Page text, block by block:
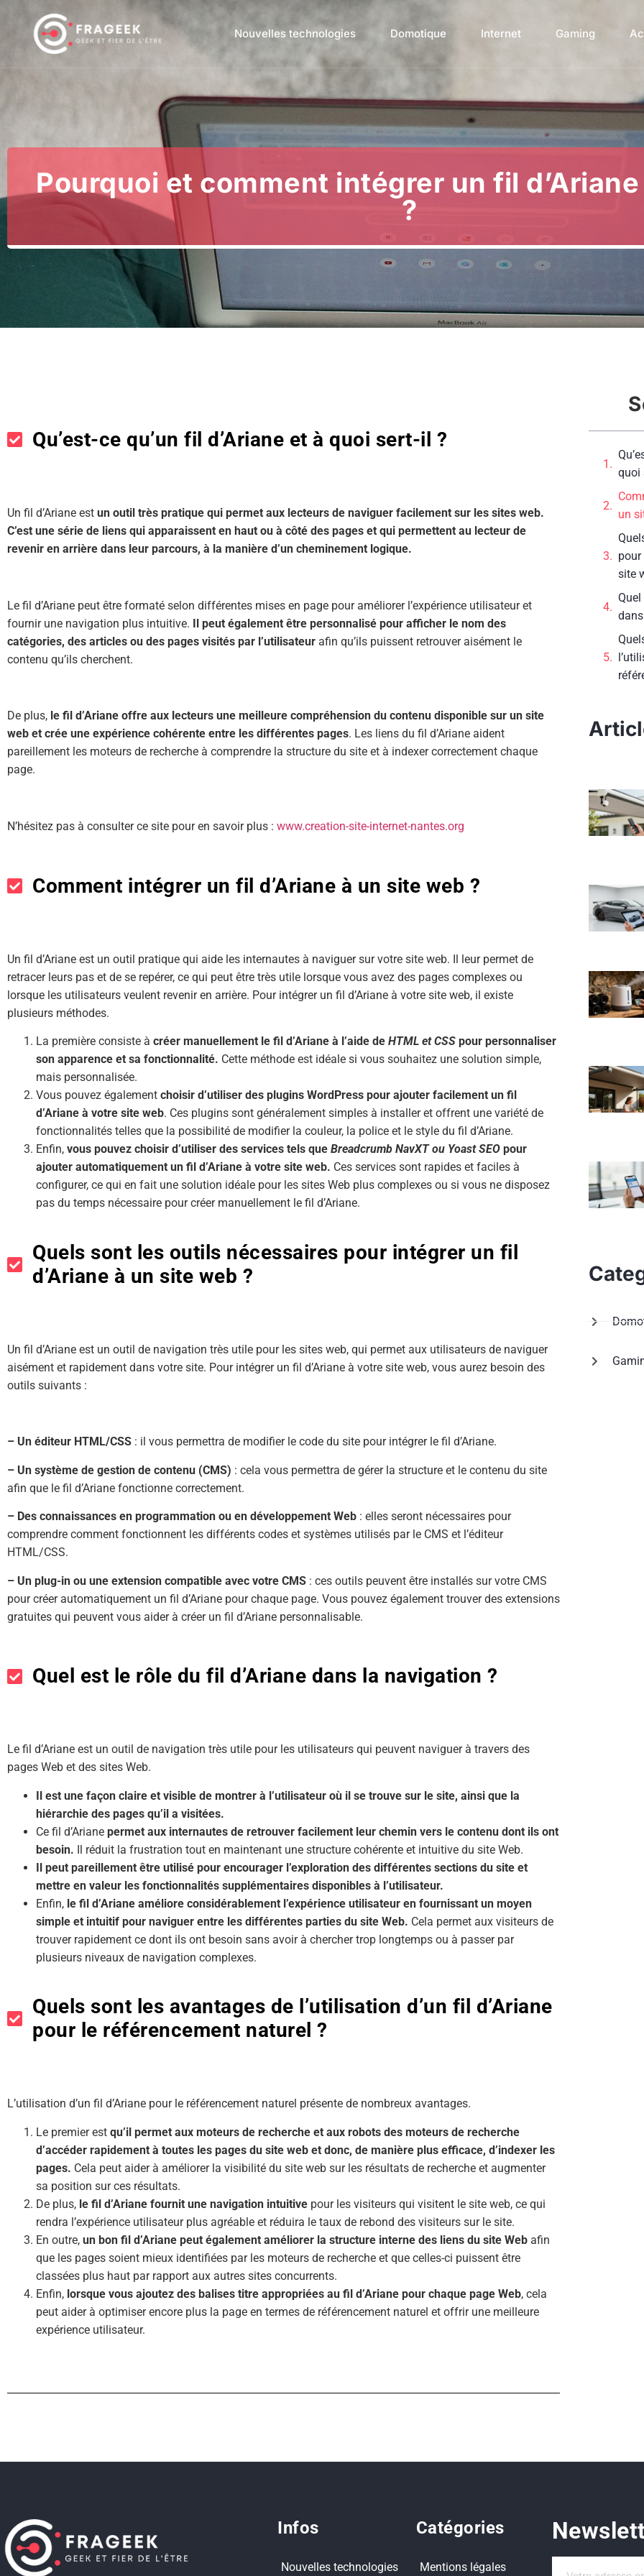
Nouvelles technologies Domotique Internet Gaming
Pourquoi et comment intégrer un fil
?
Qu’est-ce qu’un fil d’Ariane et à quoi sert-il ?
Un fil d’Ariane est un outil très pratique qui permet aux lecteurs de naviguer facilement sur les sites web.
C’est une série de liens qui apparaissent en haut ou à côté des pages et qui permettent au lecteur de
revenir en arrière dans leur parcours, à la manière d’un cheminement logique.
Le fil d’Ariane peut être formaté selon différentes mises en page pour améliorer l’expérience utilisateur et
fournir une navigation plus intuitive. Il peut également être personnalisé pour afficher le nom des
catégories, des articles ou des pages visités par l’utilisateur afin qu’ils puissent retrouver aisément le
contenu qu’ils cherchent.
De plus, le fil d’Ariane offre aux lecteurs une meilleure compréhension du contenu disponible sur un site
web et crée une expérience cohérente entre les différentes pages. Les liens du fil d’Ariane aident
pareillement les moteurs de recherche à comprendre la structure du site et à indexer correctement chaque
page.
N’hésitez pas à consulter ce site pour en savoir plus : www.creation-site-internet-nantes.org
Comment intégrer un fil d’Ariane à un site web ?
Un fil d’Ariane est un outil pratique qui aide les internautes à naviguer sur votre site web. Il leur permet de
retracer leurs pas et de se repérer, ce qui peut être très utile lorsque vous avez des pages complexes ou
lorsque les utilisateurs veulent revenir en arrière. Pour intégrer un fil d’Ariane à votre site web, il existe
plusieurs méthodes.
La première consiste à créer manuellement le fil d’Ariane à l’aide de HTML et CSS pour personnaliser
son apparence et sa fonctionnalité. Cette méthode est idéale si vous souhaitez une solution simple,
mais personnalisée.
Vous pouvez également choisir d’utiliser des plugins WordPress pour ajouter facilement un fil
d’Ariane à votre site web. Ces plugins sont généralement simples à installer et offrent une variété de
fonctionnalités telles que la possibilité de modifier la couleur, la police et le style du fil d’Ariane.
Enfin, vous pouvez choisir d’utiliser des services tels que Breadcrumb NavXT ou Yoast SEO pour
ajouter automatiquement un fil d’Ariane à votre site web. Ces services sont rapides et faciles à
configurer, ce qui en fait une solution idéale pour les sites Web plus complexes ou si vous ne disposez
pas du temps nécessaire pour créer manuellement le fil d’Ariane.
Quels sont les outils nécessaires pour intégrer un fil
d’Ariane à un site web ?
Un fil d’Ariane est un outil de navigation très utile pour les sites web, qui permet aux utilisateurs de naviguer
aisément et rapidement dans votre site. Pour intégrer un fil d’Ariane à votre site web, vous aurez besoin des
outils suivants :
– Un éditeur HTML/CSS : il vous permettra de modifier le code du site pour intégrer le fil d’Ariane.
– Un système de gestion de contenu (CMS) : cela vous permettra de gérer la structure et le contenu du site
afin que le fil d’Ariane fonctionne correctement.
– Des connaissances en programmation ou en développement Web : elles seront nécessaires pour
comprendre comment fonctionnent les différents codes et systèmes utilisés par le CMS et l’éditeur
HTML/CSS.
– Un plug-in ou une extension compatible avec votre CMS : ces outils peuvent être installés sur votre CMS
pour créer automatiquement un fil d’Ariane pour chaque page. Vous pouvez également trouver des extensions
gratuites qui peuvent vous aider à créer un fil d’Ariane personnalisable.
Quel est le rôle du fil d’Ariane dans la navigation ?
Le fil d’Ariane est un outil de navigation très utile pour les utilisateurs qui peuvent naviguer à travers des
pages Web et des sites Web.
Il est une façon claire et visible de montrer à l’utilisateur où il se trouve sur le site, ainsi que la
hiérarchie des pages qu’il a visitées.
Ce fil d’Ariane permet aux internautes de retrouver facilement leur chemin vers le contenu dont ils ont
besoin. Il réduit la frustration tout en maintenant une structure cohérente et intuitive du site Web.
Il peut pareillement être utilisé pour encourager l’exploration des différentes sections du site et
mettre en valeur les fonctionnalités supplémentaires disponibles à l’utilisateur.
Enfin, le fil d’Ariane améliore considérablement l’expérience utilisateur en fournissant un moyen
simple et intuitif pour naviguer entre les différentes parties du site Web. Cela permet aux visiteurs de
trouver rapidement ce dont ils ont besoin sans avoir à chercher trop longtemps ou à passer par
plusieurs niveaux de navigation complexes.
Quels sont les avantages de l’utilisation d’un fil d’Ariane
pour le référencement naturel ?
L’utilisation d’un fil d’Ariane pour le référencement naturel présente de nombreux avantages.
Le premier est qu’il permet aux moteurs de recherche et aux robots des moteurs de recherche
d’accéder rapidement à toutes les pages du site web et donc, de manière plus efficace, d’indexer les
pages. Cela peut aider à améliorer la visibilité du site web sur les résultats de recherche et augmenter
sa position sur ces résultats.
De plus, le fil d’Ariane fournit une navigation intuitive pour les visiteurs qui visitent le site web, ce qui
rendra l’expérience utilisateur plus agréable et réduira le taux de rebond des visiteurs sur le site.
En outre, un bon fil d’Ariane peut également améliorer la structure interne des liens du site Web afin
que les pages soient mieux identifiées par les moteurs de recherche et que celles-ci puissent être
classées plus haut par rapport aux autres sites concurrents.
Enfin, lorsque vous ajoutez des balises titre appropriées au fil d’Ariane pour chaque page Web, cela
peut aider à optimiser encore plus la page en termes de référencement naturel et offrir une meilleure
expérience utilisateur.
quoi
un
pour
site
Quel
Infos
Nouvelles technologies
Catégories
Mentions légales